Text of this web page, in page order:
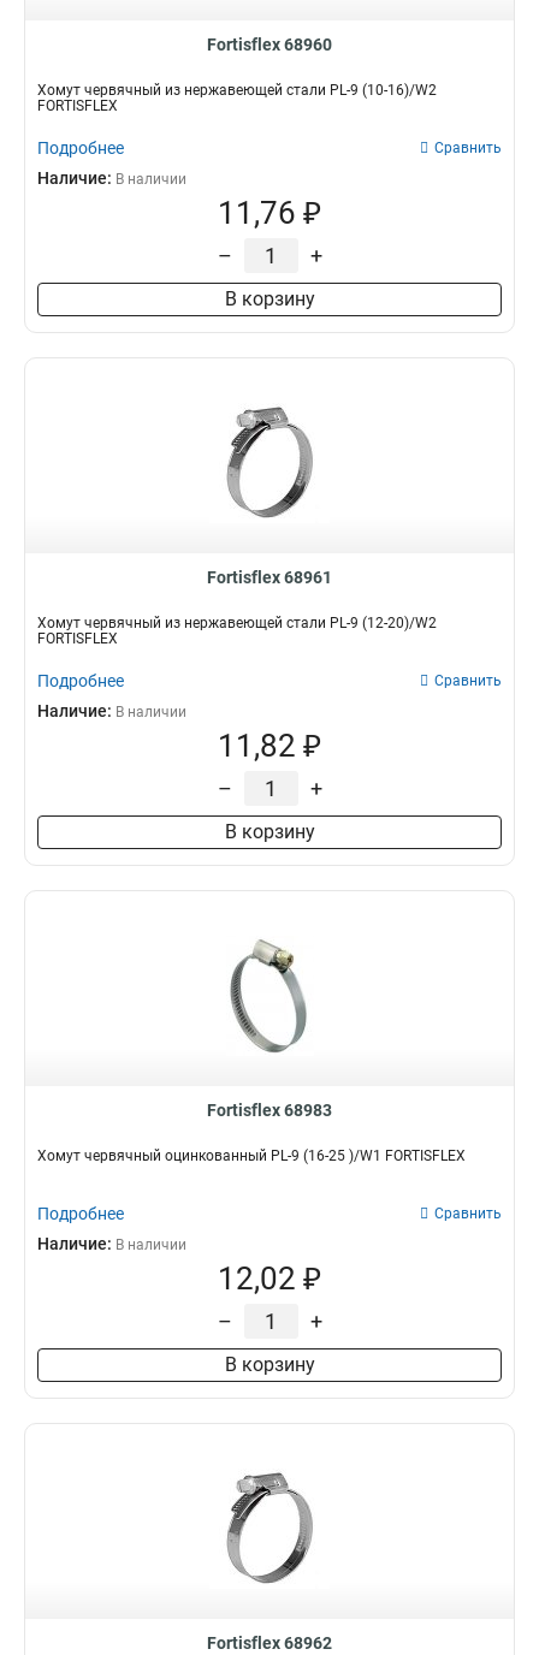
Fortisflex 68960
Хомут червячный из нержавеющей стали PL-9 (10-16)/W2
FORTISFLEX
Подробнее Сравнить
Наличие: В наличии
11,76 ₽
– +
В корзину
Fortisflex 68961
Хомут червячный из нержавеющей стали PL-9 (12-20)/W2
FORTISFLEX
Подробнее Сравнить
Наличие: В наличии
11,82 ₽
– +
В корзину
Fortisflex 68983
Хомут червячный оцинкованный PL-9 (16-25 )/W1 FORTISFLEX
Подробнее Сравнить
Наличие: В наличии
12,02 ₽
– +
В корзину
Fortisflex 68962